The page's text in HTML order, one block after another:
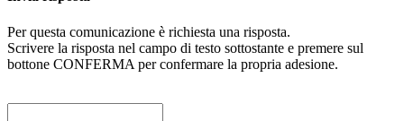
Per questa comunicazione è richiesta una risposta.
Scrivere la risposta nel campo di testo sottostante e premere sul
bottone CONFERMA per confermare la propria adesione.